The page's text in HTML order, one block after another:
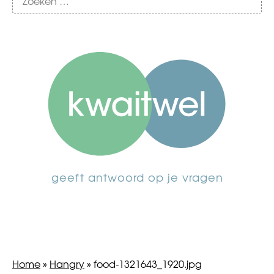
geeft antwoord op je vragen
Home» Hangry» food-1321643_1920.jpg